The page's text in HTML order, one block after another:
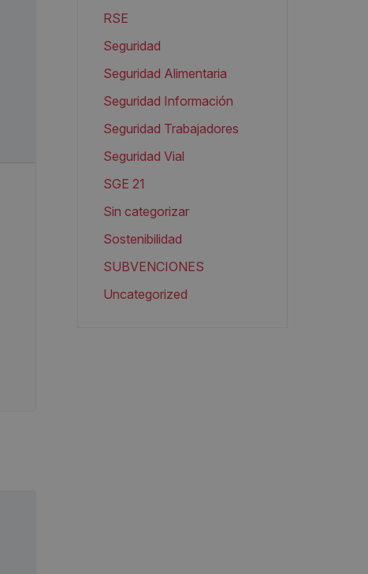
RSE
Seguridad
Seguridad Alimentaria
Seguridad Información
Seguridad Trabajadores
Seguridad Vial
SGE 21
Sin categorizar
Sostenibilidad
SUBVENCIONES
Uncategorized